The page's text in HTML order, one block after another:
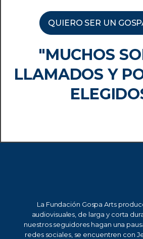
QUIERO SER UN
"MUCHOS
LLAMADOS Y
La Fundación Gospa Arts
audiovisuales, de larga y corta
nuestros seguidores hagan una
redes sociales, se encuentren con